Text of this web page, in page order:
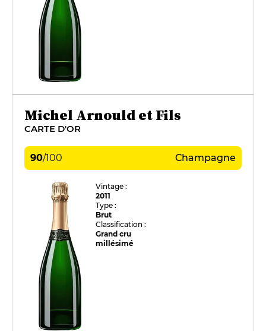
Michel Arnould et Fils
CARTE D'OR
90/100 Champagne
Vintage :
2011
Type :
Brut
Classification :
Grand cru
millésimé